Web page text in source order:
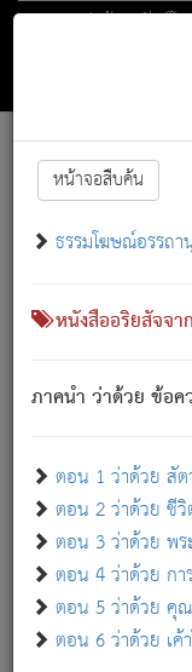
ตอน 1 ว่าด้วย สัตว์โ
หน้าจอสืบค้น
ธรรมโฆษณ์อรรถา
หนังสืออริยสัจจา
ภาคนำ ว่าด้วย ข้อค
ตอน 1 ว่าด้วย สั
ตอน 2 ว่าด้วย ชี
ตอน 3 ว่าด้วย พ
ตอน 4 ว่าด้วย กา
ตอน 5 ว่าด้วย คุ
ตอน 6 ว่าด้วย เค้
Font :15 ]||
สัตว์โลกนี้ เกิดค
เขาสำคัญสิ่งใด โ
(ตามที่เป็นจริง) โด
สัตว์โลกติดข้อง
เป็นอย่างอื่น (จากที่
เขาเพลิดเพลินยิ่
เขากลัวต่อสิ่งใดสิ่ง
พรหมจรรย์นี้ อัน
ภพ.
สมณะหรือพราห
มีได้เพราะภพ เรา
มิใช่ผู้หลดพ้นจากภ